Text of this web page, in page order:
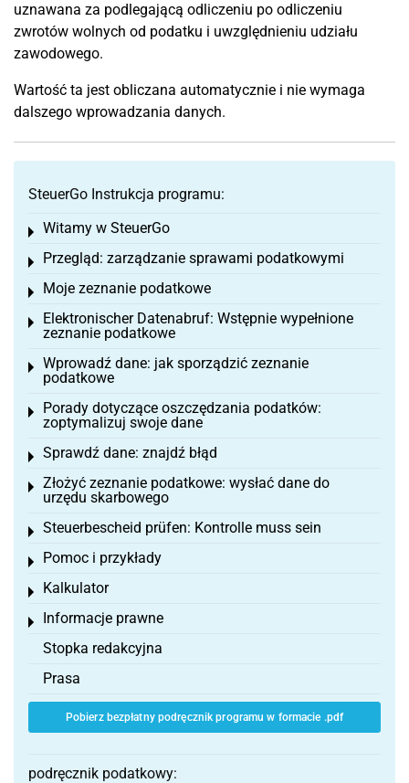
uznawana za podlegającą odliczeniu po odliczeniu
zwrotów wolnych od podatku i uwzględnieniu udziału
zawodowego.
Wartość ta jest obliczana automatycznie i nie wymaga
dalszego wprowadzania danych.
SteuerGo Instrukcja programu:
Witamy w SteuerGo
Toggle menu
Przegląd: zarządzanie sprawami podatkowymi
Toggle menu
Moje zeznanie podatkowe
Toggle menu
Elektronischer Datenabruf: Wstępnie wypełnione
zeznanie podatkowe
Toggle menu
Wprowadź dane: jak sporządzić zeznanie
podatkowe
Toggle menu
Porady dotyczące oszczędzania podatków:
zoptymalizuj swoje dane
Toggle menu
Sprawdź dane: znajdź błąd
Toggle menu
Złożyć zeznanie podatkowe: wysłać dane do
urzędu skarbowego
Toggle menu
Steuerbescheid prüfen: Kontrolle muss sein
Toggle menu
Pomoc i przykłady
Toggle menu
Kalkulator
Toggle menu
Informacje prawne
Toggle menu
Stopka redakcyjna
Prasa
Pobierz bezpłatny podręcznik programu w formacie .pdf
podręcznik podatkowy: